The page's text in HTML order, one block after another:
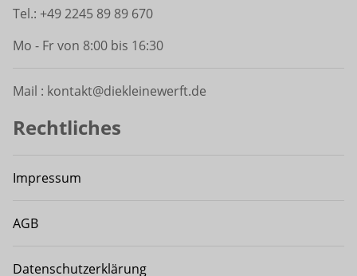
Tel.: +49 2245 89 89 670
Mo - Fr von 8:00 bis 16:30
Mail : kontakt@diekleinewerft.de
Rechtliches
Impressum
AGB
Datenschutzerklärung